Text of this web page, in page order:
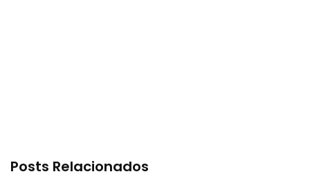
Posts Relacionados